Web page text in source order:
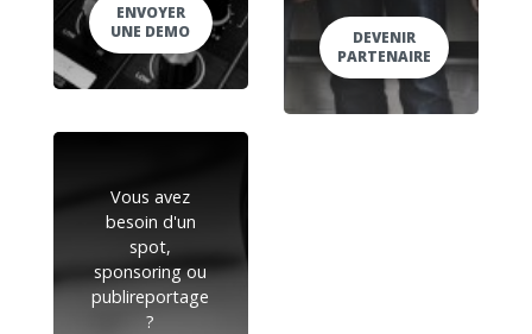
ENVOYER
UNE DEMO
DEVENIR
PARTENAIRE
Vous avez
besoin d'un
spot,
sponsoring ou
publireportage
?